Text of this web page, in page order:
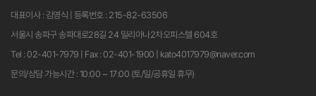
대표이사 : 김영식 | 등록번호 : 215-82-63506
서울시 송파구 송파대로28길 24 밀리아나2차오피스텔 604호
Tel : 02-401-7979 | Fax : 02-401-1900 | kato4017979@naver.com
문의/상담 가능시간 : 10:00 ~ 17:00 (토/일/공휴일 휴무)